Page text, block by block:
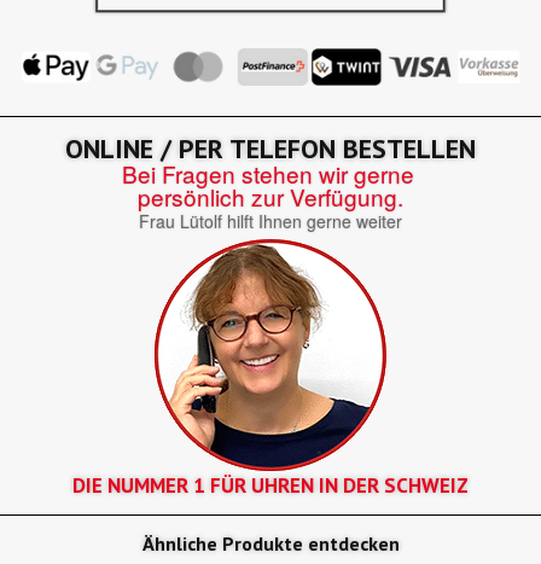
ONLINE / PER TELEFON BESTELLEN
Bei Fragen stehen wir gerne
persönlich zur Verfügung.
Frau Lütolf hilft Ihnen gerne weiter
DIE NUMMER 1 FÜR UHREN IN DER SCHWEIZ
Ähnliche Produkte entdecken